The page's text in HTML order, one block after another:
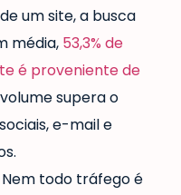
um site, a busca
média, 53,3% de
é proveniente de
volume supera o
e-mail e
Nem todo tráfego é